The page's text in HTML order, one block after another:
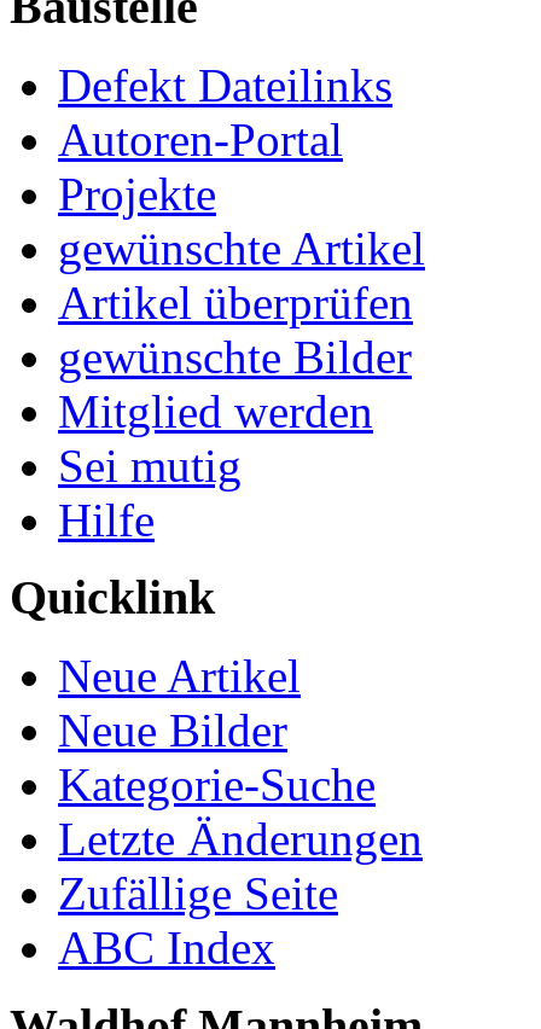
Defekt Dateilinks
Autoren-Portal
Projekte
gewünschte Artikel
Artikel überprüfen
gewünschte Bilder
Mitglied werden
Sei mutig
Hilfe
Quicklink
Neue Artikel
Neue Bilder
Kategorie-Suche
Letzte Änderungen
Zufällige Seite
ABC Index